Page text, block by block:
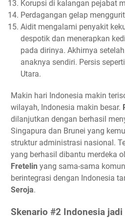
Korupsi di kalangan pejabat
Perdagangan gelap
Aidit mengalami penyakit
despotik dan menerapkan
pada dirinya. Akhirnya
anaknya sendiri. Persis
Utara.
Makin hari Indonesia makin
wilayah, Indonesia makin besar.
dilanjutkan dengan berhasil
Singapura dan Brunei yang
struktur administrasi nasional.
yang berhasil dibantu merdeka
Fretelin yang sama-sama
berintegrasi dengan Indonesia
Seroja.
Skenario #2 Indonesia jadi